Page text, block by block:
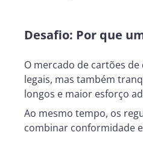
Desafio: Por que
O mercado de cartões
legais, mas também
longos e maior esforço
Ao mesmo tempo, os
combinar conformidade